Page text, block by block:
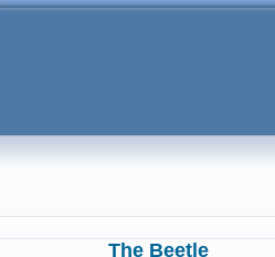
The Beetle